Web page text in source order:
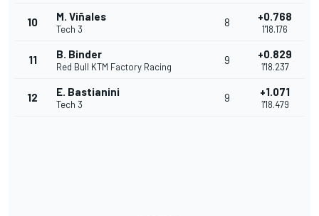
10 M. Viñales
Tech 3
8 +0.768
1'18.176
11 B. Binder
Red Bull KTM Factory Racing
9 +0.829
1'18.237
12 E. Bastianini
Tech 3
9 +1.071
1'18.479